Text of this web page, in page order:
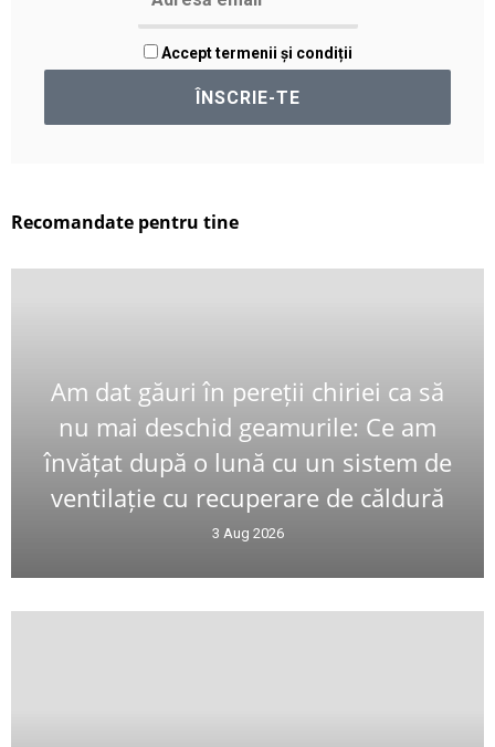
Accept termenii și condiții
Recomandate pentru tine
Am dat găuri în pereții chiriei ca să
nu mai deschid geamurile: Ce am
învățat după o lună cu un sistem de
ventilație cu recuperare de căldură
3 Aug 2026